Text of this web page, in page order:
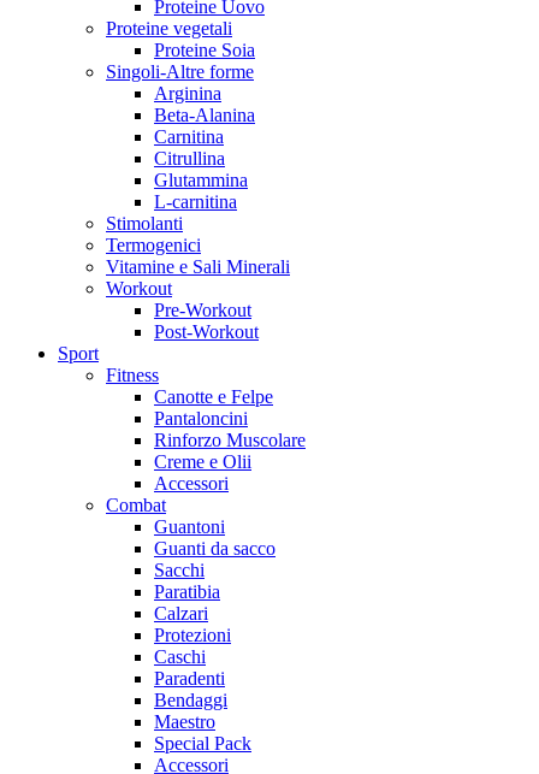
Proteine Uovo
Proteine vegetali
Proteine Soia
Singoli-Altre forme
Arginina
Beta-Alanina
Carnitina
Citrullina
Glutammina
L-carnitina
Stimolanti
Termogenici
Vitamine e Sali Minerali
Workout
Pre-Workout
Post-Workout
Sport
Fitness
Canotte e Felpe
Pantaloncini
Rinforzo Muscolare
Creme e Olii
Accessori
Combat
Guantoni
Guanti da sacco
Sacchi
Paratibia
Calzari
Protezioni
Caschi
Paradenti
Bendaggi
Maestro
Special Pack
Accessori